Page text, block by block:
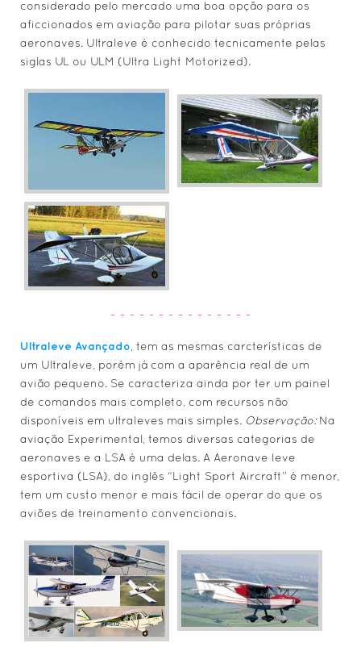
considerado pelo mercado uma boa opção para os
aficcionados em aviação para pilotar suas próprias
aeronaves. Ultraleve é conhecido tecnicamente pelas
siglas UL ou ULM (Ultra Light Motorized).
- - - - - - - - - - - - - - -
Ultraleve Avançado, tem as mesmas carcterísticas de
um Ultraleve, porém já com a aparência real de um
avião pequeno. Se caracteriza ainda por ter um painel
de comandos mais completo, com recursos não
disponíveis em ultraleves mais simples. Observação: Na
aviação Experimental, temos diversas categorias de
aeronaves e a LSA é uma delas. A Aeronave leve
esportiva (LSA), do inglês “Light Sport Aircraft” é menor,
tem um custo menor e mais fácil de operar do que os
aviões de treinamento convencionais.